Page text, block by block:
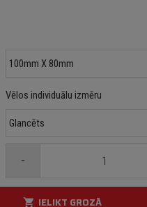
mm mm
Maksimālais izmērs: 1000 mm
Vēlos individuālu izmēru
-
shopping_cart IELIKT GROZĀ